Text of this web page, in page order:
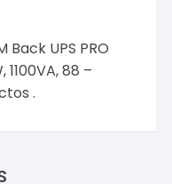
Back UPS PRO
88 –
.